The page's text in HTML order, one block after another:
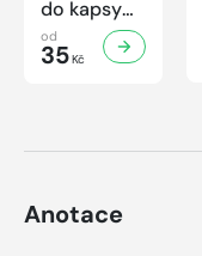
do kapsy
č.7/2026
od
35Kč
Anotace